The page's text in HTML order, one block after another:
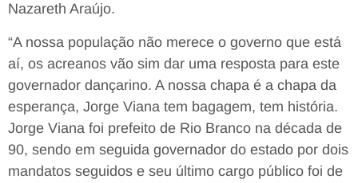
Nazareth Araújo.
“A nossa população não merece o governo que está
aí, os acreanos vão sim dar uma resposta para este
governador dançarino. A nossa chapa é a chapa da
esperança, Jorge Viana tem bagagem, tem história.
Jorge Viana foi prefeito de Rio Branco na década de
90, sendo em seguida governador do estado por dois
mandatos seguidos e seu último cargo público foi de